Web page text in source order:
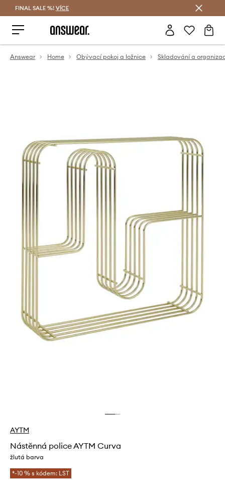
FINAL SALE %! VÍCE
Answear Home Obývací pokoj a ložnice Skladování a
AYTM
Nástěnná police AYTM Curva
žlutá barva
*-10 % s kódem: LST